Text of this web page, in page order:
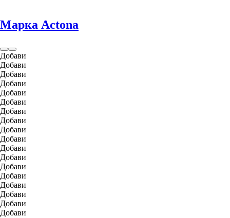
Марка Actona
Добави
Добави
Добави
Добави
Добави
Добави
Добави
Добави
Добави
Добави
Добави
Добави
Добави
Добави
Добави
Добави
Добави
Добави